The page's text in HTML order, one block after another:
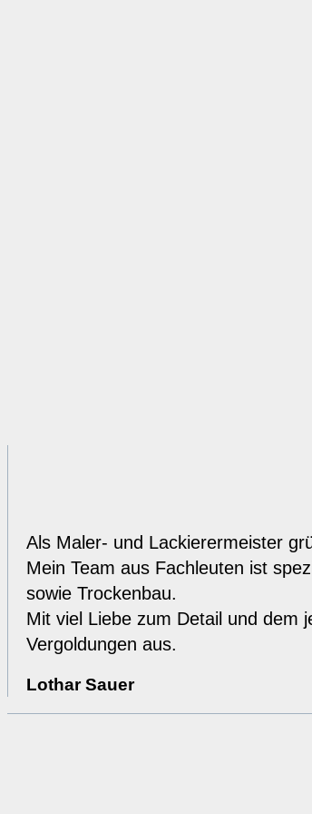
Als Maler- und Lackierermeister
Mein Team aus Fachleuten ist
sowie Trockenbau.
Mit viel Liebe zum Detail und dem
Vergoldungen aus.
Lothar Sauer